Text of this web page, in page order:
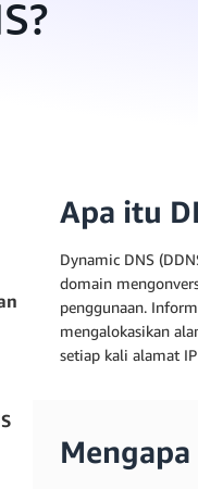
Apa itu
Dynamic DNS
domain
penggunaan.
mengalokasikan
setiap kali alamat